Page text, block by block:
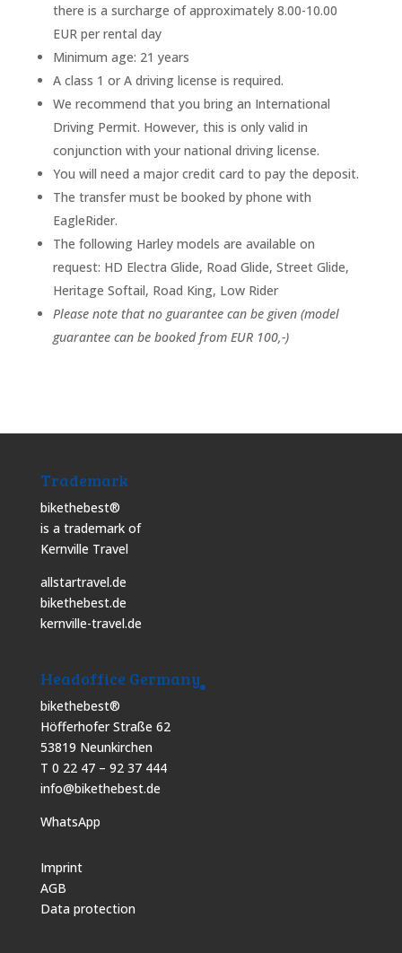
there is a surcharge of approximately 8.00-10.00
EUR per rental day
Minimum age: 21 years
A class 1 or A driving license is required.
We recommend that you bring an International
Driving Permit. However, this is only valid in
conjunction with your national driving license.
You will need a major credit card to pay the deposit.
The transfer must be booked by phone with
EagleRider.
The following Harley models are available on
request: HD Electra Glide, Road Glide, Street Glide,
Heritage Softail, Road King, Low Rider
Please note that no guarantee can be given (model
guarantee can be booked from EUR 100,-)
Trademark
bikethebest®
is a trademark of
Kernville Travel
allstartravel.de
bikethebest.de
kernville-travel.de
Headoffice Germany
bikethebest®
Höfferhofer Straße 62
53819 Neunkirchen
T 0 22 47 – 92 37 444
info@bikethebest.de
WhatsApp
Imprint
AGB
Data protection